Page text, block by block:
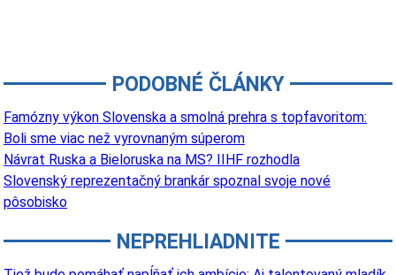
PODOBNÉ ČLÁNKY
Famózny výkon Slovenska a smolná prehra s topfavoritom:
Boli sme viac než vyrovnaným súperom
Návrat Ruska a Bieloruska na MS? IIHF rozhodla
Slovenský reprezentačný brankár spoznal svoje nové
pôsobisko
NEPREHLIADNITE